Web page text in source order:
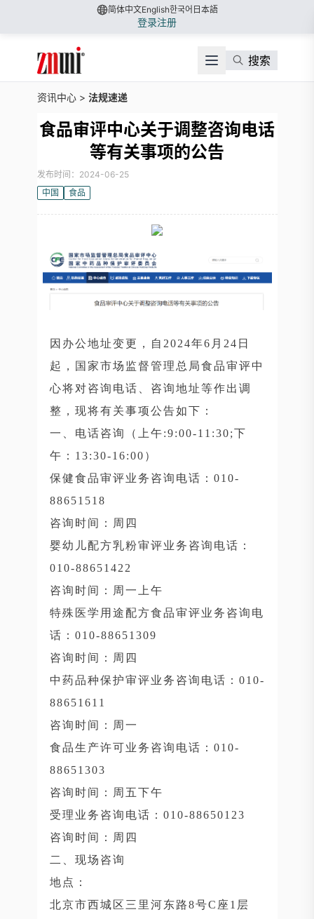
简体中文English한국어 日本語
登录注册
搜索
资讯中心 > 法规速递
食品审评中心关于调整咨询电话
等有关事项的公告
发布时间：2024-06-25
中国
食品
因办公地址变更，自2024年6月24日
起，国家市场监督管理总局食品审评中
心将对咨询电话、咨询地址等作出调
整，现将有关事项公告如下：
一、电话咨询（上午:9:00-11:30;下
午：13:30-16:00）
保健食品审评业务咨询电话：010-
88651518
咨询时间：周四
婴幼儿配方乳粉审评业务咨询电话：
010-88651422
咨询时间：周一上午
特殊医学用途配方食品审评业务咨询电
话：010-88651309
咨询时间：周四
中药品种保护审评业务咨询电话：010-
88651611
咨询时间：周一
食品生产许可业务咨询电话：010-
88651303
咨询时间：周五下午
受理业务咨询电话：010-88650123
咨询时间：周四
二、现场咨询
地点：
北京市西城区三里河东路8号C座1层